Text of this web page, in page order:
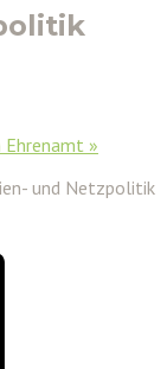
Ehrenamt »
und Netzpolitik